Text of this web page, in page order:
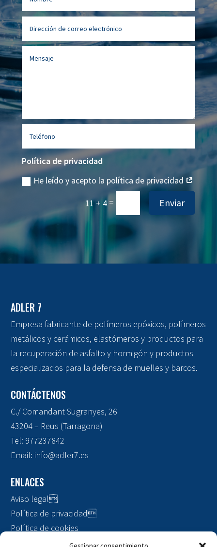
Política de privacidad
He leído y acepto la política de privacidad
11 + 4 = Enviar
ADLER 7
Empresa fabricante de polímeros epóxicos, polímeros
metálicos y cerámicos, elastómeros y productos para
la recuperación de asfalto y hormigón y productos
especializados para la defensa de muelles y barcos.
CONTÁCTENOS
C./ Comandant Sugranyes, 26
43204 – Reus (Tarragona)
Tel: 977237842
Email: info@adler7.es
ENLACES
Aviso legal
Política de privacidad
Política de cookies